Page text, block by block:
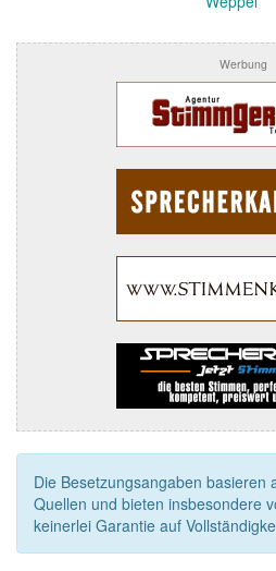
Werbung
Die Besetzungsangaben basieren
Quellen und bieten insbesondere
keinerlei Garantie auf